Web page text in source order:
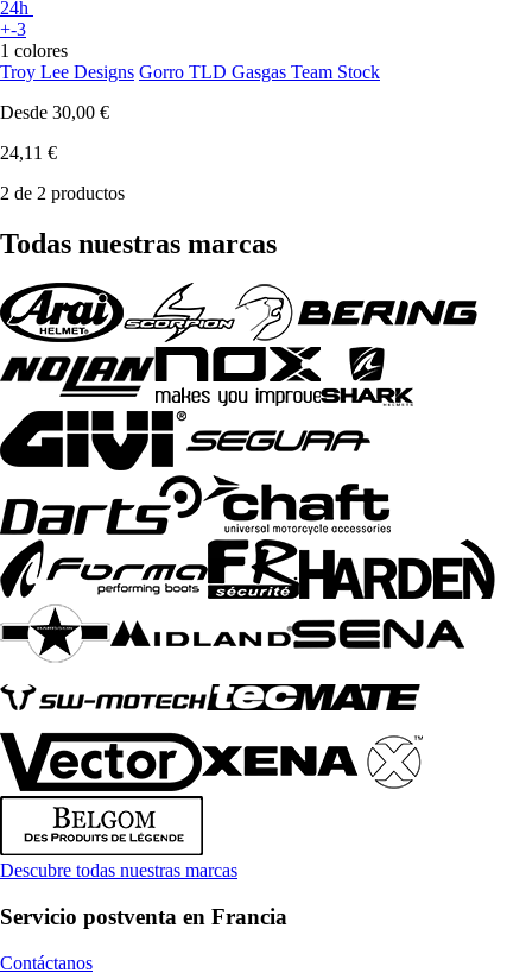
24h
+-3
1 colores
Troy Lee Designs Gorro TLD Gasgas Team Stock
Desde 30,00 €
24,11 €
2 de 2 productos
Todas nuestras marcas
Descubre todas nuestras marcas
Servicio postventa en Francia
Contáctanos